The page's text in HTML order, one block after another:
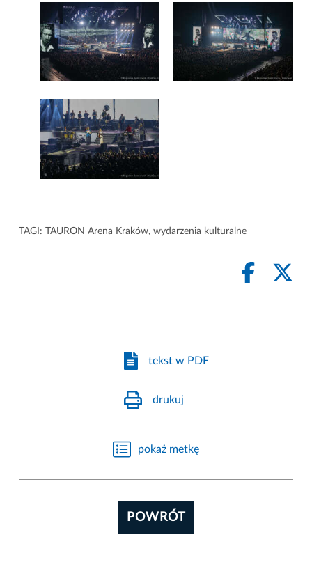
TAGI: TAURON Arena Kraków, wydarzenia kulturalne
tekst w PDF
drukuj
pokaż metkę
POWRÓT